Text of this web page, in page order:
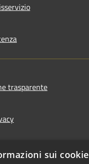
trasparente
accessibilitàsui cookie